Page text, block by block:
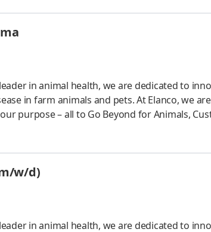
in animal health, we are dedicated to
in farm animals and pets. At Elanco, we
purpose – all to Go Beyond for Animals,
a diverse and inclusive work environment.
and overall business success. Here,
work with dynamic individuals, and
w/d)
in animal health, we are dedicated to